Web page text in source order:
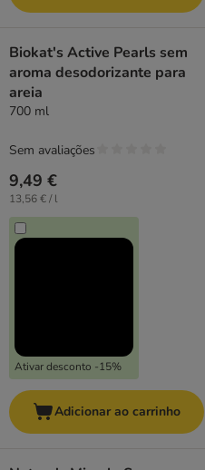
Biokat's Active Pearls sem
aroma desodorizante para
areia
700 ml
9,49 €
13,56 € / l
Ativar desconto -15%
Sem avaliações
Adicionar ao carrinho